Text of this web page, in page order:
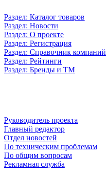
Раздел: Каталог товаров
Раздел: Новости
Раздел: О проекте
Раздел: Регистрация
Раздел: Справочник компаний
Раздел: Рейтинги
Раздел: Бренды и ТМ
Руководитель проекта
Главный редактор
Отдел новостей
По техническим проблемам
По общим вопросам
Рекламная служба